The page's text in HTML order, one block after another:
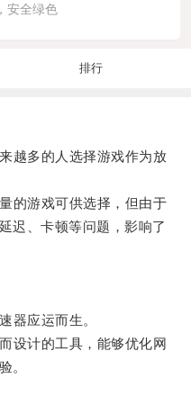
安全绿色
排行
多的人选择游戏作为放
游戏可供选择，但由于
迟、卡顿等问题，影响了
应运而生。
计的工具，能够优化网
。